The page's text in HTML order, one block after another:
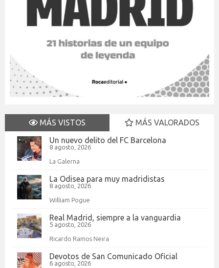
MÁS VISTOS
MÁS VALORADOS
Un nuevo delito del FC Barcelona
8 agosto, 2026
La Galerna
La Odisea para muy madridistas
8 agosto, 2026
William Pogue
Real Madrid, siempre a la vanguardia
5 agosto, 2026
Ricardo Ramos Neira
Devotos de San Comunicado Oficial
6 agosto, 2026